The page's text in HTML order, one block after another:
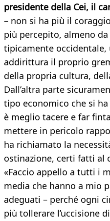
presidente della Cei, il
– non si ha più il
più percepito, almeno
tipicamente
addirittura il proprio
della propria cultura,
Dall’altra parte
tipo economico che si
è meglio tacere e far
mettere in pericolo
ha richiamato la
ostinazione, certi fatti al
«Faccio appello a tutti i
media che hanno a mio
adeguati – perché ogni
più tollerare l’uccisione